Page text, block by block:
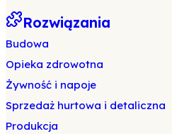
Rozwiązania
Budowa
Opieka zdrowotna
Żywność i napoje
Sprzedaż hurtowa i detaliczna
Produkcja